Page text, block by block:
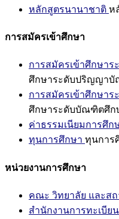
หลักสูตรนานาชาติ ห
การสมัครเข้าศึกษา
การสมัครเข้าศึกษา
ศึกษาระดับปริญญา
การสมัครเข้าศึกษา
ศึกษาระดับบัณฑิตศึก
ค่าธรรมเนียมการศึก
ทุนการศึกษา ทุนการ
หน่วยงานการศึกษา
คณะ วิทยาลัย และส
สำนักงานการทะเบียน